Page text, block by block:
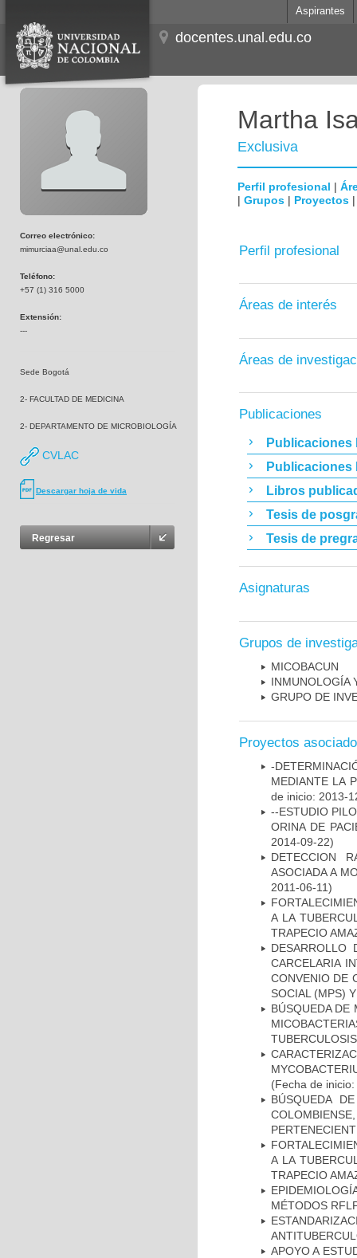
Aspirantes
docentes.unal.edu.co
Correo electrónico:
mimurciaa@unal.edu.co
Teléfono:
+57 (1) 316 5000
Extensión:
---
Sede Bogotá
2- FACULTAD DE MEDICINA
2- DEPARTAMENTO DE MICROBIOLOGÍA
CVLAC
Descargar hoja de vida
Regresar
Martha
Exclusiva
Perfil profesional |
| Grupos | Proyectos
Perfil profesional
Áreas de interés
Áreas de
Publicaciones
Publicaciones
Publicaciones
Libros
Tesis de
Tesis de
Asignaturas
Grupos de
MICOBAC­UN
INMUNOLOGÍA
GRUPO DE
Proyectos
-
MEDIANTE LA
de inicio: 2013-
--ESTUDIO
ORINA DE
2014-09-22)
DETECCION
ASOCIADA A
2011-06-11)
A LA
TRAPECIO
CARCELARIA
CONVENIO DE
SOCIAL (MPS)
BÚSQUEDA DE
(Fecha de
BÚSQUEDA
A LA
TRAPECIO
MÉTODOS
APOYO A